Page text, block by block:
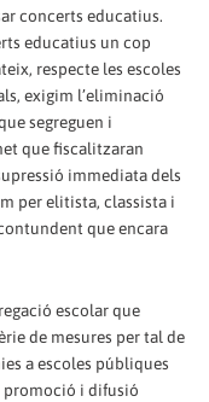
concerts educatius.
educatius un cop
respecte les escoles
exigim l’eliminació
segreguen i
que fiscalitzaran
immediata dels
per elitista, classista i
que encara
escolar que
de mesures per tal de
a escoles públiques
promoció i difusió